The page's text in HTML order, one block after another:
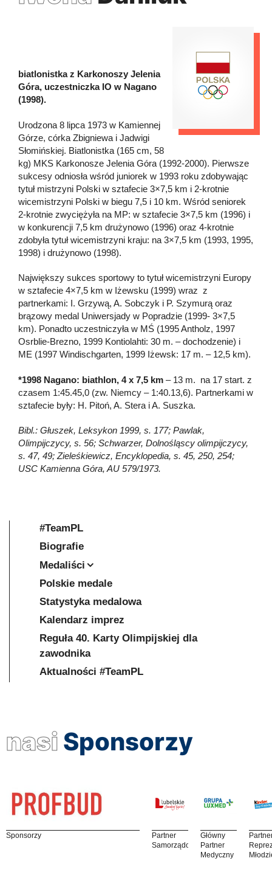
biatlonistka z Karkonoszy Jelenia
Góra, uczestniczka IO w Nagano
(1998).
Urodzona 8 lipca 1973 w Kamiennej
Górze, córka Zbigniewa i Jadwigi
Słomińskiej. Biatlonistka (165 cm, 58
kg) MKS Karkonosze Jelenia Góra (1992-2000). Pierwsze
sukcesy odniosła wśród juniorek w 1993 roku zdobywając
tytuł mistrzyni Polski w sztafecie 3×7,5 km i 2-krotnie
wicemistrzyni Polski w biegu 7,5 i 10 km. Wśród seniorek
2-krotnie zwyciężyła na MP: w sztafecie 3×7,5 km (1996) i
w konkurencji 7,5 km drużynowo (1996) oraz 4-krotnie
zdobyła tytuł wicemistrzyni kraju: na 3×7,5 km (1993, 1995,
1998) i drużynowo (1998).
Największy sukces sportowy to tytuł wicemistrzyni Europy
w sztafecie 4×7,5 km w Iżewsku (1999) wraz z
partnerkami: I. Grzywą, A. Sobczyk i P. Szymurą oraz
brązowy medal Uniwersjady w Popradzie (1999- 3×7,5
km). Ponadto uczestniczyła w MŚ (1995 Antholz, 1997
Osrblie-Brezno, 1999 Kontiolahti: 30 m. – dochodzenie) i
ME (1997 Windischgarten, 1999 Iżewsk: 17 m. – 12,5 km).
*1998 Nagano: biathlon, 4 x 7,5 km – 13 m. na 17 start. z
czasem 1:45.45,0 (zw. Niemcy – 1:40.13,6). Partnerkami w
sztafecie były: H. Pitoń, A. Stera i A. Suszka.
Bibl.: Głuszek, Leksykon 1999, s. 177; Pawlak,
Olimpijczycy, s. 56; Schwarzer, Dolnośląscy olimpijczycy,
s. 47, 49; Zieleśkiewicz, Encyklopedia, s. 45, 250, 254;
USC Kamienna Góra, AU 579/1973.
#TeamPL
Biografie
Medaliści
Polskie medale
Statystyka medalowa
Kalendarz imprez
Reguła 40. Karty Olimpijskiej dla
zawodnika
Aktualności #TeamPL
nasi Sponsorzy
Sponsorzy
Partner
Samorządowy
Główny
Partner
Medyczny